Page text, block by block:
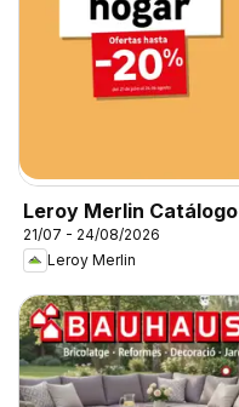
Leroy Merlin Catálogo
21/07 - 24/08/2026
Leroy Merlin